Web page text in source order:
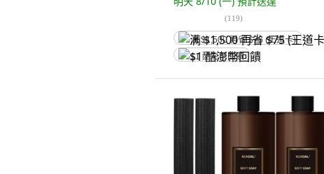
(119)
满 $1,500 再省 $75 (王道卡)
$1 酷澎幣回饋